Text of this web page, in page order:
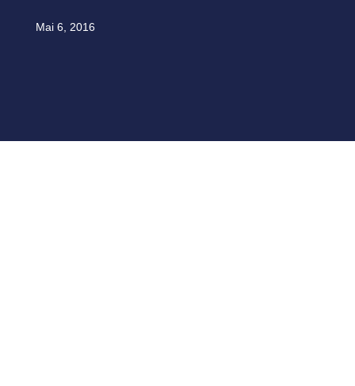
Mai 6, 2016